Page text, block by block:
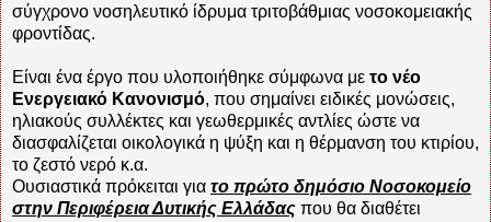
σύγχρονο νοσηλευτικό ίδρυμα τριτοβάθμιας νοσοκομειακής
φροντίδας.
Είναι ένα έργο που υλοποιήθηκε σύμφωνα με το νέο
Ενεργειακό Κανονισμό, που σημαίνει ειδικές μονώσεις,
ηλιακούς συλλέκτες και γεωθερμικές αντλίες ώστε να
διασφαλίζεται οικολογικά η ψύξη και η θέρμανση του κτιρίου,
το ζεστό νερό κ.α.
Ουσιαστικά πρόκειται για το πρώτο δημόσιο Νοσοκομείο
στην Περιφέρεια Δυτικής Ελλάδας που θα διαθέτει